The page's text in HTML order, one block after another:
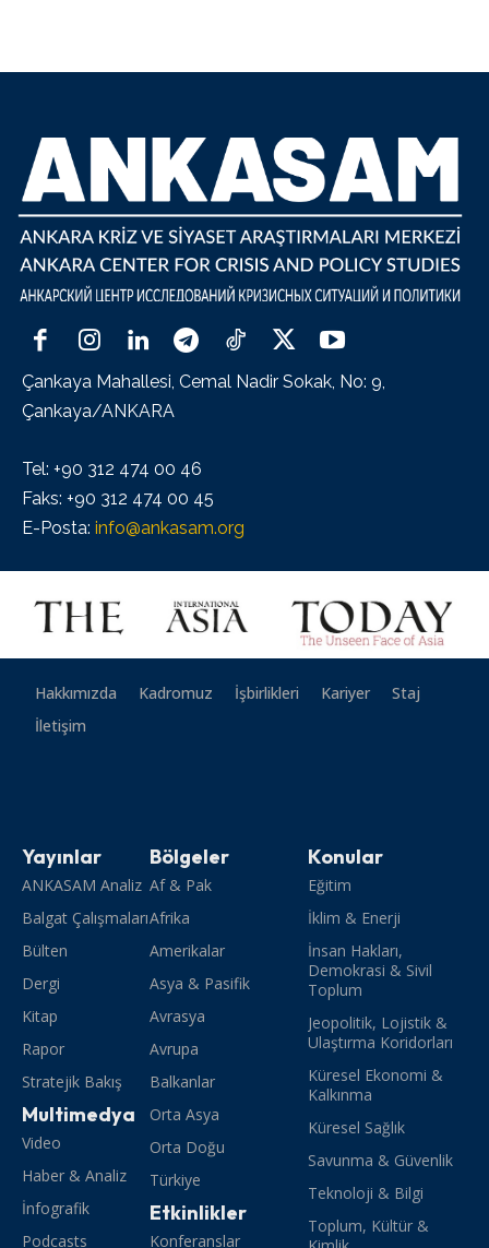
Çankaya Mahallesi, Cemal Nadir Sokak, No: 9,
Çankaya/ANKARA
Tel: +90 312 474 00 46
Faks: +90 312 474 00 45
E-Posta: info@ankasam.org
Hakkımızda Kadromuz İşbirlikleri Kariyer
Staj
İletişim
Yayınlar
ANKASAM Analiz
Balgat Çalışmaları
Bülten
Dergi
Kitap
Rapor
Stratejik Bakış
Multimedya
Video
Haber & Analiz
İnfografik
Podcasts
Bölgeler
Af & Pak
Afrika
Amerikalar
Asya & Pasifik
Avrasya
Avrupa
Balkanlar
Orta Asya
Orta Doğu
Türkiye
Etkinlikler
Konferanslar
Konular
Eğitim
İklim & Enerji
İnsan Hakları,
Demokrasi & Sivil
Toplum
Jeopolitik, Lojistik &
Ulaştırma Koridorları
Küresel Ekonomi &
Kalkınma
Küresel Sağlık
Savunma & Güvenlik
Teknoloji & Bilgi
Toplum, Kültür &